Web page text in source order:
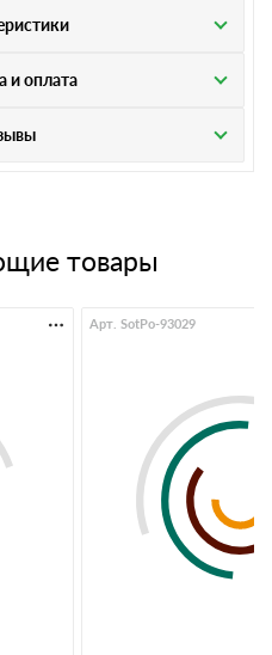
и оплата
товары
Арт. SotPo-93029